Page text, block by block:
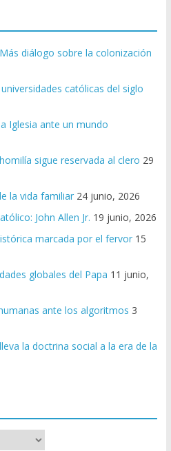
diálogo sobre la colonización
católicas del siglo
Iglesia ante un mundo
sigue reservada al clero 29
la vida familiar 24 junio, 2026
John Allen Jr. 19 junio, 2026
marcada por el fervor 15
globales del Papa 11 junio,
ante los algoritmos 3
la doctrina social a la era de la